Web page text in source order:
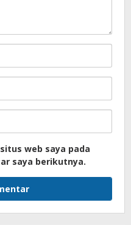
web saya pada
saya berikutnya.